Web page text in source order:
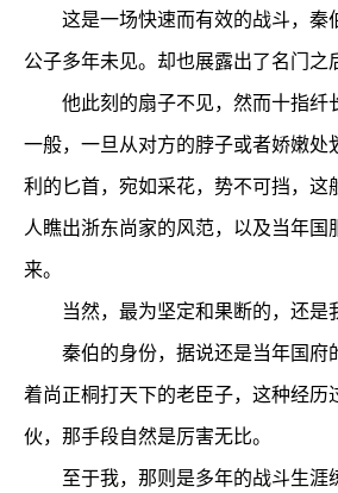
这是一场快速而有效的战斗，秦
公子多年未见。却也展露出了名门之
他此刻的扇子不见，然而十指纤
一般，一旦从对方的脖子或者娇嫩处
利的匕首，宛如采花，势不可挡，这
人瞧出浙东尚家的风范，以及当年国
来。
当然，最为坚定和果断的，还是
秦伯的身份，据说还是当年国府
着尚正桐打天下的老臣子，这种经历
伙，那手段自然是厉害无比。
至于我，那则是多年的战斗生涯